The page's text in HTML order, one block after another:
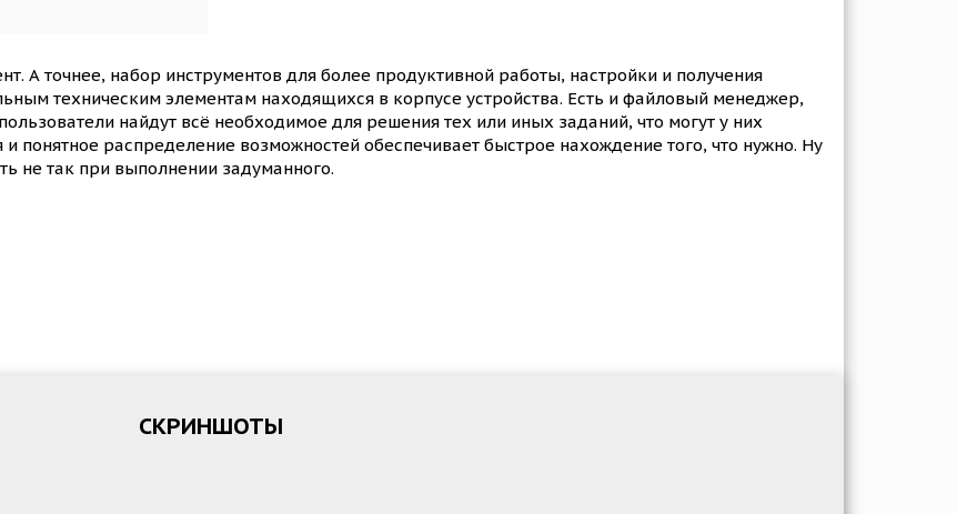
А точнее, набор инструментов для более продуктивной работы, настройки и получения
техническим элементам находящихся в корпусе устройства. Есть и файловый менеджер,
найдут всё необходимое для решения тех или иных заданий, что могут у них
понятное распределение возможностей обеспечивает быстрое нахождение того, что нужно. Ну
не так при выполнении задуманного.
СКРИНШОТЫ